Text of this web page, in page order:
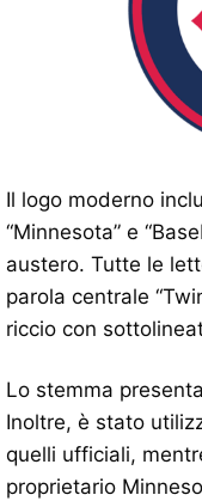
Il logo moderno
“Minnesota” e
austero. Tutte le
parola centrale
riccio con
Lo stemma
Inoltre, è stato
quelli ufficiali,
proprietario